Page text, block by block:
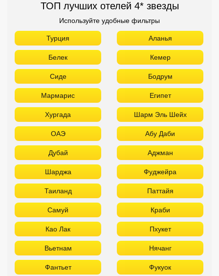
ТОП лучших отелей 4* звезды
Используйте удобные фильтры
Турция Аланья
Белек Кемер
Сиде Бодрум
Мармарис Египет
Хургада Шарм Эль Шейх
ОАЭ Абу Даби
Дубай Аджман
Шарджа Фуджейра
Таиланд Паттайя
Самуй Краби
Као Лак Пхукет
Вьетнам Нячанг
Фантьет Фукуок